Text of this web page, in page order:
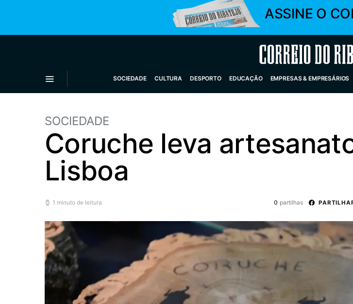
ASSINE O
Correio do Ribatejo
SOCIEDADE CULTURA DESPORTO EDUCAÇÃO EMPRESAS & EMPRESÁRIOS
SOCIEDADE
Coruche leva
Lisboa
1 minuto de leitura 0 partilhas